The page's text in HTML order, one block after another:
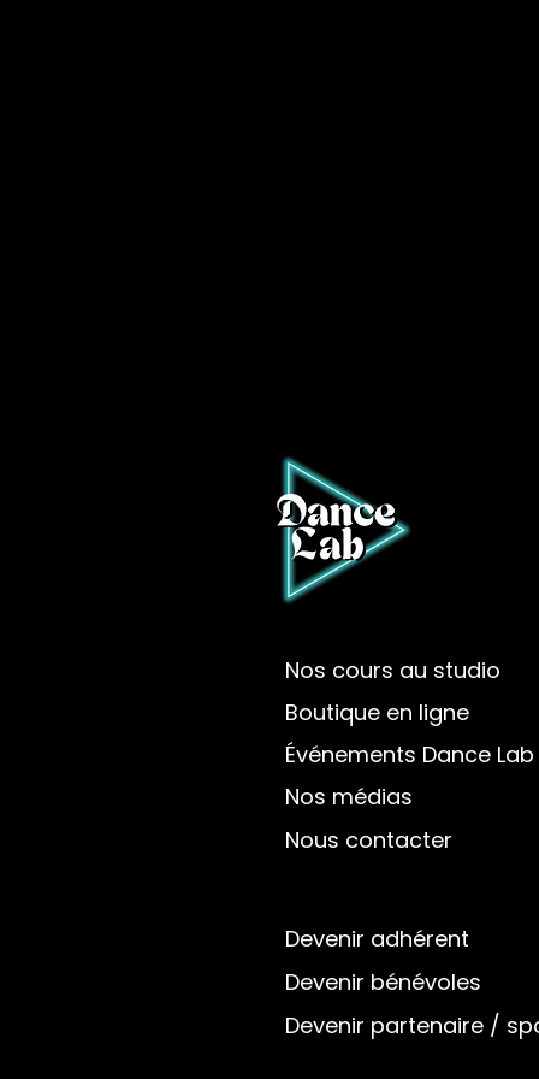
Nos cours au studio
Boutique en ligne
Événements Dance Lab
Nos médias
Nous contacter
Devenir adhérent
Devenir bénévoles
Devenir partenaire /